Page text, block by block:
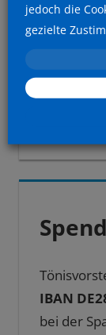
Für
über 300,-
Anschrift
IBAN
bei der
jedoch die
gezielte